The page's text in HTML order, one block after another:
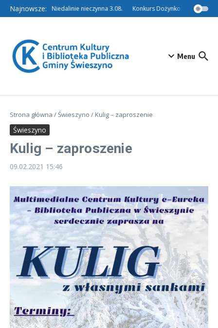
Przejdź do treści
Najnowsze:Filia w Niedalinie nieczynna 3.08. Konkurs Dożynkowy –
Menu
Strona główna /Świeszyno / Kulig – zaproszenie
Świeszyno
Kulig – zaproszenie
09.02.2021 15:46